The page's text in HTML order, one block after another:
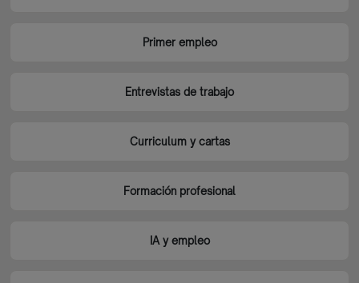
Primer empleo
Entrevistas de trabajo
Curriculum y cartas
Formación profesional
IA y empleo